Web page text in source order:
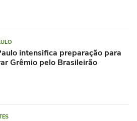
intensifica preparação para
Grêmio pelo Brasileirão